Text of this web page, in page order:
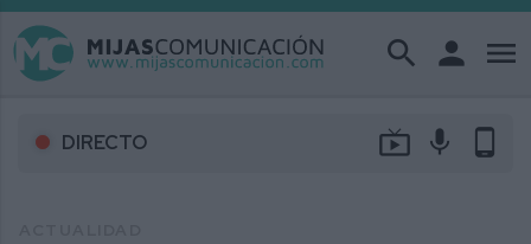
search person menu
DIRECTO live_tv mic phone_android